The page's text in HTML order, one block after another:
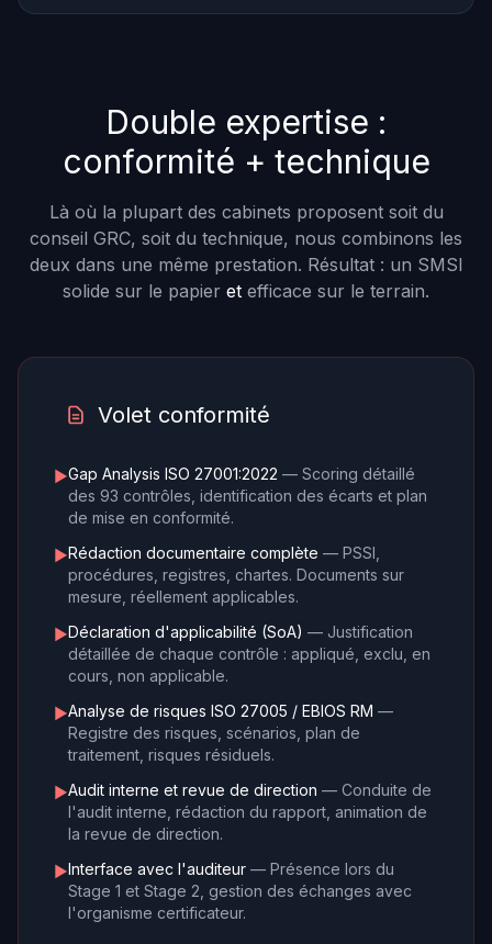
Double expertise :
conformité + technique
Là où la plupart des cabinets proposent soitdu
conseil GRC, soit du technique, nous combinons les
deux dans une même prestation. Résultat : un SMSI
solide sur le papier et efficace sur le terrain.
Volet conformité
►Gap Analysis ISO 27001:2022 — Scoring détaillé
des 93 contrôles, identification des écarts et plan
de mise en conformité.
►Rédaction documentaire complète — PSSI,
procédures, registres, chartes. Documents sur
mesure, réellement applicables.
►Déclaration d'applicabilité (SoA) — Justification
détaillée de chaque contrôle : appliqué, exclu, en
cours, non applicable.
►Analyse de risques ISO 27005 / EBIOS RM —
Registre des risques, scénarios, plan de
traitement, risques résiduels.
►Audit interne et revue de direction — Conduite de
l'audit interne, rédaction du rapport, animation de
la revue de direction.
►Interface avec l'auditeur — Présence lors du
Stage 1 et Stage 2, gestion des échanges avec
l'organisme certificateur.